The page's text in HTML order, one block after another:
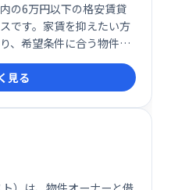
の6万円以下の格安賃貸
です。家賃を抑えたい方
、希望条件に合う物件を
します。予算に合わせて
、ぜひ「部屋まる。」を
見る